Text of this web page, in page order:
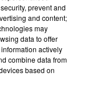
prevent and
and content;
may
data to offer
actively
combine data from
based on